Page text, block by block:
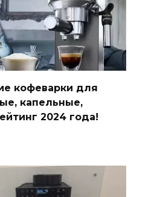
кофеварки для
капельные,
2024 года!